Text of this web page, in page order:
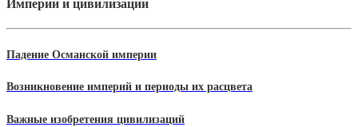
Империи и цивилизации
Падение Османской империи
Возникновение империй и периоды их расцвета
Важные изобретения цивилизаций